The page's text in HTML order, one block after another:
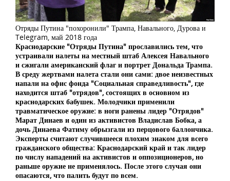
Отряды Путина "похоронили" Трампа, Навального, Дурова и
Telegram, май 2018 года
Краснодарские "Отряды Путина" прославились тем, что
устраивали налеты на местный штаб Алексея Навального
и сжигали американский флаг и портрет Дональда Трампа.
В среду жертвами налета стали они сами: двое неизвестных
напали на офис фонда "Социальная справедливость", где
находится штаб "отрядов", состоящих в основном из
краснодарских бабушек. Молодчики применили
травматическое оружие: в ноги ранены лидер "Отрядов"
Марат Динаев и один из активистов Владислав Бобка, а
дочь Динаева Фатиму обрызгали из перцового баллончика.
Эксперты считают случившееся плохим знаком для всего
гражданского общества: Краснодарский край и так лидер
по числу нападений на активистов и оппозиционеров, но
раньше оружие не применялось. После этого случая они
опасаются, что палить будут по всем.